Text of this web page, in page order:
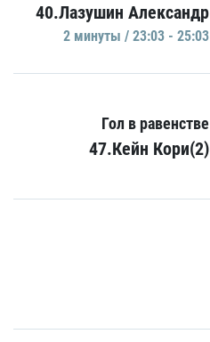
40.Лазушин Александр
2 минуты / 23:03 - 25:03
Гол в равенстве
47.Кейн Кори(2)